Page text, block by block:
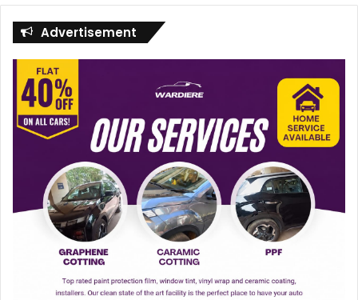
Advertisement